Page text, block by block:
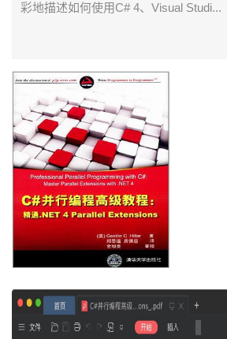
彩地描述如何使用C# 4、Visual Studi...